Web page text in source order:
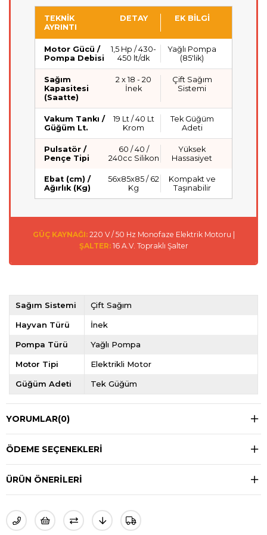
TEKNİK
AYRINTI
DETAY EK BİLGİ
Motor Gücü /
Pompa Debisi
1,5 Hp / 430-
450 lt/dk
Yağlı Pompa
(85'lik)
Sağım
Kapasitesi
(Saatte)
2 x 18 - 20
İnek
Çift Sağım
Sistemi
Vakum Tankı /
Güğüm Lt.
19 Lt / 40 Lt
Krom
Tek Güğüm
Adeti
Pulsatör /
Pençe Tipi
60 / 40 /
240cc Silikon
Yüksek
Hassasiyet
Ebat (cm) /
Ağırlık (Kg)
56x85x85 / 62
Kg
Kompakt ve
Taşınabilir
GÜÇ KAYNAĞI:220 V / 50 Hz Monofaze Elektrik Motoru |
ŞALTER:16 A.V. Topraklı Şalter
Sağım Sistemi Çift Sağım
Hayvan Türü İnek
Pompa Türü Yağlı Pompa
Motor Tipi Elektrikli Motor
Güğüm Adeti Tek Güğüm
YORUMLAR(0)
ÖDEME SEÇENEKLERI
ÜRÜN ÖNERILERI